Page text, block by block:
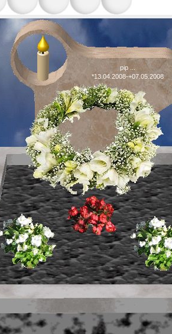
pip ...
*13.04.2008-+07.05.2008